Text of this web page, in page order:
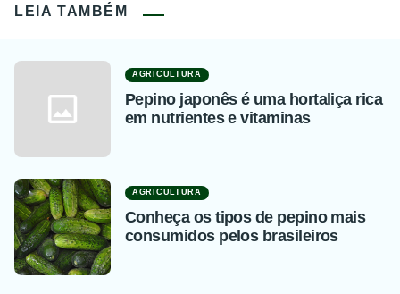
LEIA TAMBÉM
AGRICULTURA
Pepino japonês é uma hortaliça rica
em nutrientes e vitaminas
AGRICULTURA
Conheça os tipos de pepino mais
consumidos pelos brasileiros